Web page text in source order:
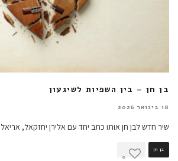
בן חן – בין השפיות לשיגעון
18 בינואר 2026
שיר חדש לבן חן אותו כתב יחד עם אלירן יחזקאל,
בן חן
0